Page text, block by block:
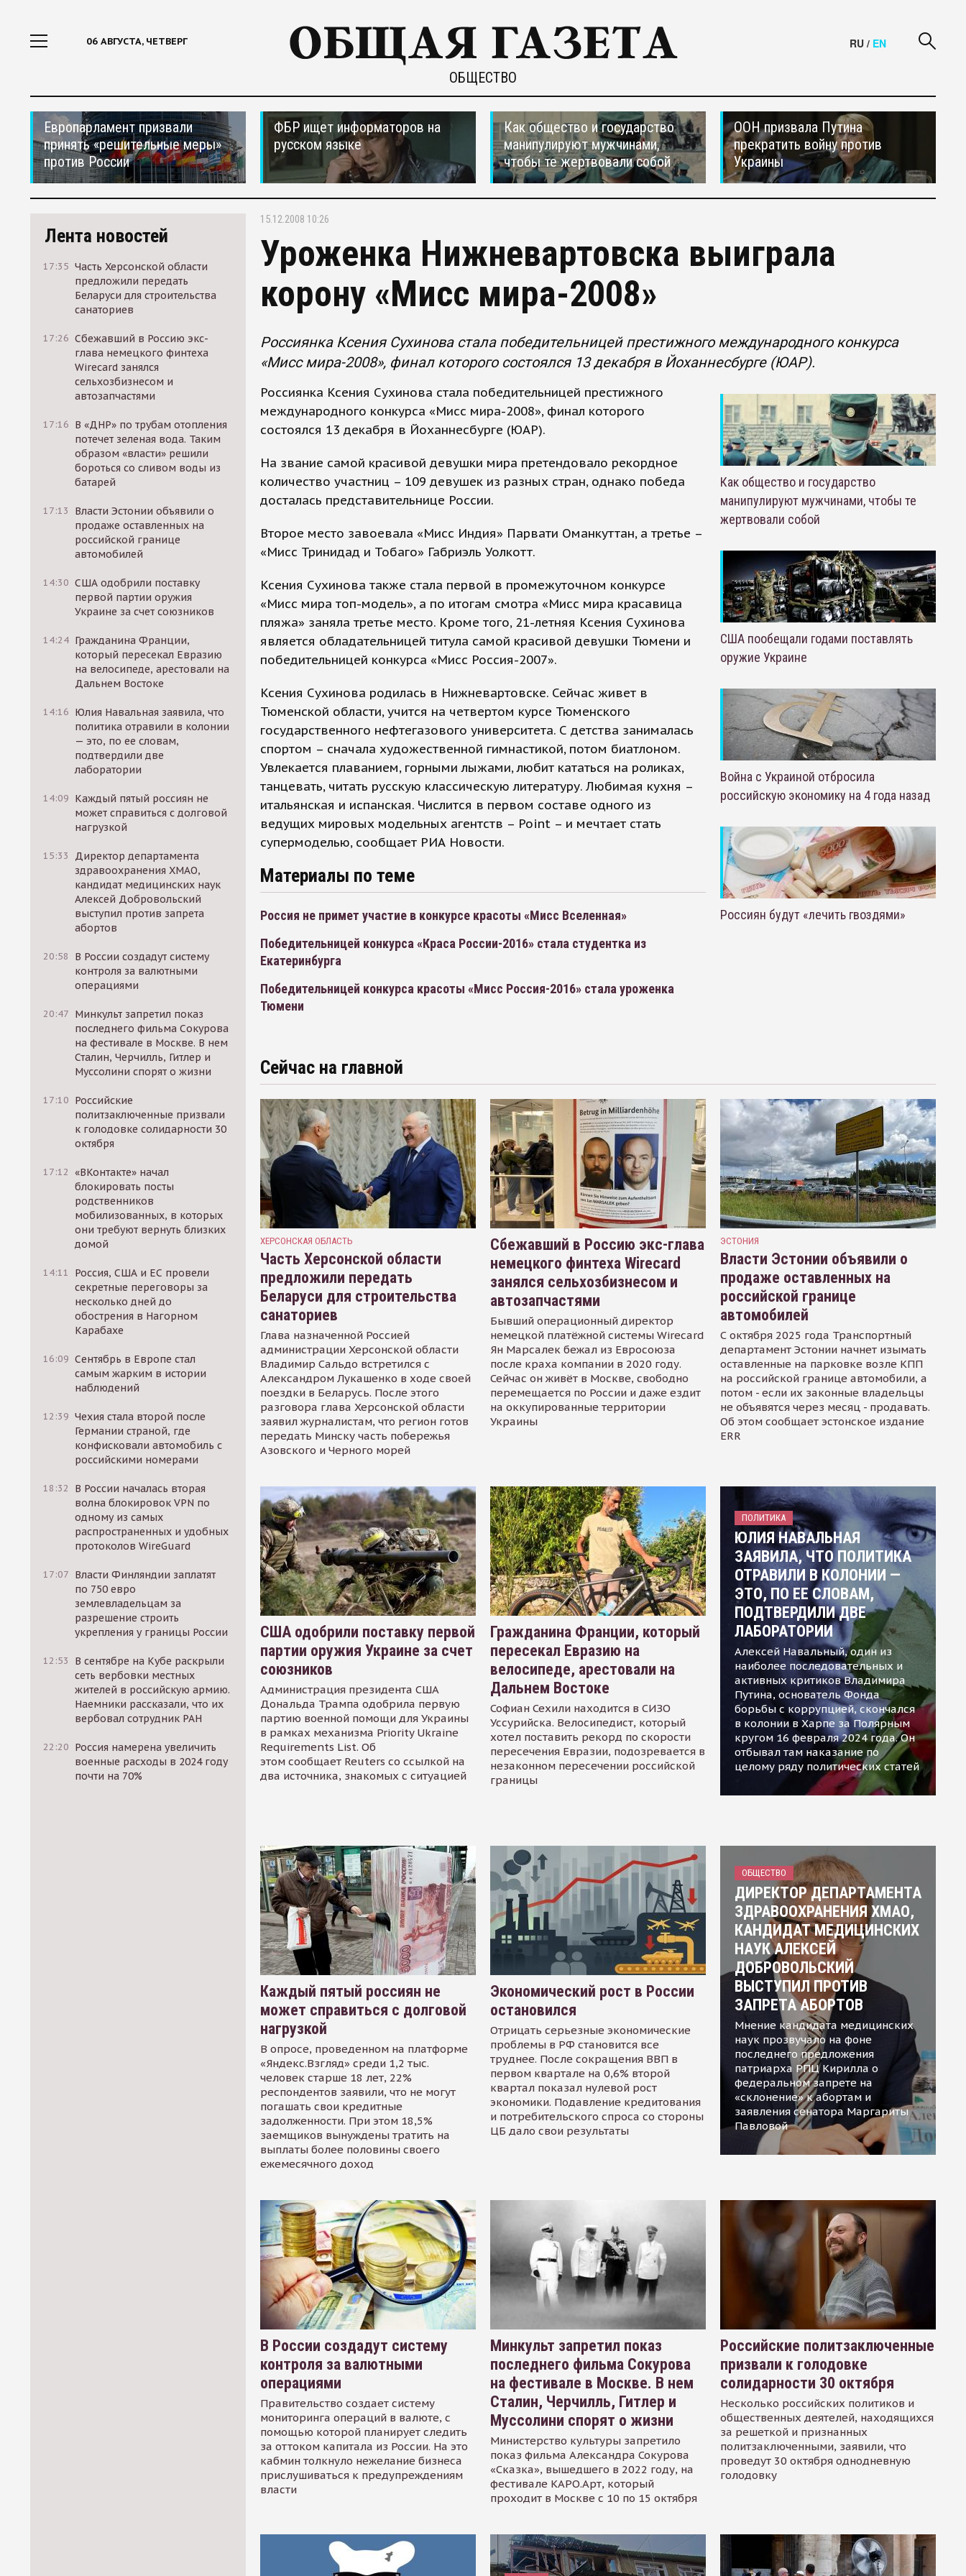
06 АВГУСТА, ЧЕТВЕРГ
ОБЩЕСТВО
RU / EN
Европарламент призвали
принять «решительные меры»
против России
ФБР ищет информаторов на
русском языке
Как общество и государство
манипулируют мужчинами,
чтобы те жертвовали собой
ООН призвала Путина
прекратить войну против
Украины
Лента новостей
17:35 Часть Херсонской области
предложили передать
Беларуси для строительства
санаториев
17:26 Сбежавший в Россию экс-
глава немецкого финтеха
Wirecard занялся
сельхозбизнесом и
автозапчастями
17:16 В «ДНР» по трубам отопления
потечет зеленая вода. Таким
образом «власти» решили
бороться со сливом воды из
батарей
17:13
Власти Эстонии объявили о
продаже оставленных на
российской границе
автомобилей
14:30 США одобрили поставку
первой партии оружия
Украине за счет союзников
14:24 Гражданина Франции,
который пересекал Евразию
на велосипеде, арестовали на
Дальнем Востоке
14:16 Юлия Навальная заявила, что
политика отравили в колонии
— это, по ее словам,
подтвердили две
лаборатории
14:09 Каждый пятый россиян не
может справиться с долговой
нагрузкой
15:33
Директор департамента
здравоохранения ХМАО,
кандидат медицинских наук
Алексей Добровольский
выступил против запрета
абортов
20:58
В России создадут систему
контроля за валютными
операциями
20:47 Минкульт запретил показ
последнего фильма Сокурова
на фестивале в Москве. В нем
Сталин, Черчилль, Гитлер и
Муссолини спорят о жизни
17:10 Российские
политзаключенные призвали
к голодовке солидарности 30
октября
17:12 «ВКонтакте» начал
блокировать посты
родственников
мобилизованных, в которых
они требуют вернуть близких
домой
14:11
Россия, США и ЕС провели
секретные переговоры за
несколько дней до
обострения в Нагорном
Карабахе
16:09 Сентябрь в Европе стал
самым жарким в истории
наблюдений
12:39 Чехия стала второй после
Германии страной, где
конфисковали автомобиль с
российскими номерами
18:32
В России началась вторая
волна блокировок VPN по
одному из самых
распространенных и удобных
протоколов WireGuard
17:07 Власти Финляндии заплатят
по 750 евро
землевладельцам за
разрешение строить
укрепления у границы России
12:53
В сентябре на Кубе раскрыли
сеть вербовки местных
жителей в российскую армию.
Наемники рассказали, что их
вербовал сотрудник РАН
22:20 Россия намерена увеличить
военные расходы в 2024 году
почти на 70%
15.12.2008 10:26
Уроженка Нижневартовска выиграла
корону «Мисс мира-2008»
Россиянка Ксения Сухинова стала победительницей престижного международного конкурса
«Мисс мира-2008», финал которого состоялся 13 декабря в Йоханнесбурге (ЮАР).
Россиянка Ксения Сухинова стала победительницей престижного
международного конкурса «Мисс мира-2008», финал которого
состоялся 13 декабря в Йоханнесбурге (ЮАР).
На звание самой красивой девушки мира претендовало рекордное
количество участниц – 109 девушек из разных стран, однако победа
досталась представительнице России.
Второе место завоевала «Мисс Индия» Парвати Оманкуттан, а третье –
«Мисс Тринидад и Тобаго» Габриэль Уолкотт.
Ксения Сухинова также стала первой в промежуточном конкурсе
«Мисс мира топ-модель», а по итогам смотра «Мисс мира красавица
пляжа» заняла третье место. Кроме того, 21-летняя Ксения Сухинова
является обладательницей титула самой красивой девушки Тюмени и
победительницей конкурса «Мисс Россия-2007».
Ксения Сухинова родилась в Нижневартовске. Сейчас живет в
Тюменской области, учится на четвертом курсе Тюменского
государственного нефтегазового университета. С детства занималась
спортом – сначала художественной гимнастикой, потом биатлоном.
Увлекается плаванием, горными лыжами, любит кататься на роликах,
танцевать, читать русскую классическую литературу. Любимая кухня –
итальянская и испанская. Числится в первом составе одного из
ведущих мировых модельных агентств – Point – и мечтает стать
супермоделью, сообщает РИА Новости.
Материалы по теме
Россия не примет участие в конкурсе красоты «Мисс Вселенная»
Победительницей конкурса «Краса России-2016» стала студентка из
Екатеринбурга
Победительницей конкурса красоты «Мисс Россия-2016» стала уроженка
Тюмени
Как общество и государство
манипулируют мужчинами, чтобы те
жертвовали собой
США пообещали годами поставлять
оружие Украине
Война с Украиной отбросила
российскую экономику на 4 года назад
Россиян будут «лечить гвоздями»
Сейчас на главной
ХЕРСОНСКАЯ ОБЛАСТЬ
Часть Херсонской области
предложили передать
Беларуси для строительства
санаториев
Глава назначенной Россией
администрации Херсонской области
Владимир Сальдо встретился с
Александром Лукашенко в ходе своей
поездки в Беларусь. После этого
разговора глава Херсонской области
заявил журналистам, что регион готов
передать Минску часть побережья
Азовского и Черного морей
Сбежавший в Россию экс-глава
немецкого финтеха Wirecard
занялся сельхозбизнесом и
автозапчастями
Бывший операционный директор
немецкой платёжной системы Wirecard
Ян Марсалек бежал из Евросоюза
после краха компании в 2020 году.
Сейчас он живёт в Москве, свободно
перемещается по России и даже ездит
на оккупированные территории
Украины
ЭСТОНИЯ
Власти Эстонии объявили о
продаже оставленных на
российской границе
автомобилей
С октября 2025 года Транспортный
департамент Эстонии начнет изымать
оставленные на парковке возле КПП
на российской границе автомобили, а
потом - если их законные владельцы
не объявятся через месяц - продавать.
Об этом сообщает эстонское издание
ERR
США одобрили поставку первой
партии оружия Украине за счет
союзников
Администрация президента США
Дональда Трампа одобрила первую
партию военной помощи для Украины
в рамках механизма Priority Ukraine
Requirements List. Об
этом сообщает Reuters со ссылкой на
два источника, знакомых с ситуацией
Гражданина Франции, который
пересекал Евразию на
велосипеде, арестовали на
Дальнем Востоке
Софиан Сехили находится в СИЗО
Уссурийска. Велосипедист, который
хотел поставить рекорд по скорости
пересечения Евразии, подозревается в
незаконном пересечении российской
границы
ПОЛИТИКА
ЮЛИЯ НАВАЛЬНАЯ
ЗАЯВИЛА, ЧТО ПОЛИТИКА
ОТРАВИЛИ В КОЛОНИИ —
ЭТО, ПО ЕЕ СЛОВАМ,
ПОДТВЕРДИЛИ ДВЕ
ЛАБОРАТОРИИ
Алексей Навальный, один из
наиболее последовательных и
активных критиков Владимира
Путина, основатель Фонда
борьбы с коррупцией, скончался
в колонии в Харпе за Полярным
кругом 16 февраля 2024 года. Он
отбывал там наказание по
целому ряду политических статей
Каждый пятый россиян не
может справиться с долговой
нагрузкой
В опросе, проведенном на платформе
«Яндекс.Взгляд» среди 1,2 тыс.
человек старше 18 лет, 22%
респондентов заявили, что не могут
погашать свои кредитные
задолженности. При этом 18,5%
заемщиков вынуждены тратить на
выплаты более половины своего
ежемесячного доход
Экономический рост в России
остановился
Отрицать серьезные экономические
проблемы в РФ становится все
труднее. После сокращения ВВП в
первом квартале на 0,6% второй
квартал показал нулевой рост
экономики. Подавление кредитования
и потребительского спроса со стороны
ЦБ дало свои результаты
ОБЩЕСТВО
ДИРЕКТОР ДЕПАРТАМЕНТА
ЗДРАВООХРАНЕНИЯ ХМАО,
КАНДИДАТ МЕДИЦИНСКИХ
НАУК АЛЕКСЕЙ
ДОБРОВОЛЬСКИЙ
ВЫСТУПИЛ ПРОТИВ
ЗАПРЕТА АБОРТОВ
Мнение кандидата медицинских
наук прозвучало на фоне
последнего предложения
патриарха РПЦ Кирилла о
федеральном запрете на
«склонение» к абортам и
заявления сенатора Маргариты
Павловой
В России создадут систему
контроля за валютными
операциями
Правительство создает систему
мониторинга операций в валюте, с
помощью которой планирует следить
за оттоком капитала из России. На это
кабмин толкнуло нежелание бизнеса
прислушиваться к предупреждениям
власти
Минкульт запретил показ
последнего фильма Сокурова
на фестивале в Москве. В нем
Сталин, Черчилль, Гитлер и
Муссолини спорят о жизни
Министерство культуры запретило
показ фильма Александра Сокурова
«Сказка», вышедшего в 2022 году, на
фестивале КАРО.Арт, который
проходит в Москве с 10 по 15 октября
Российские политзаключенные
призвали к голодовке
солидарности 30 октября
Несколько российских политиков и
общественных деятелей, находящихся
за решеткой и признанных
политзаключенными, заявили, что
проведут 30 октября однодневную
голодовку